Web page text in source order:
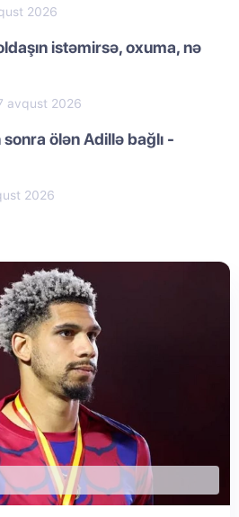
2026
istəmirsə, oxuma, nə
avqust 2026
ölən Adillə bağlı -
2026